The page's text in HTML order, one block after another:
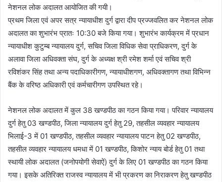
नेशनल लोक अदालत आयोजित की गयी।
प्रथम जिला एवं अपर सत्र न्यायाधीश दुर्ग द्वारा दीप प्रज्जवलित कर नेशनल लोक
अदालत का शुभारंभ प्रातः 10:30 बजे किया गया। शुभारंभ कार्यक्रम में प्रधान
न्यायाधीश कुटुम्ब न्यायालय दुर्ग, सचिव जिला विधिक सेवा प्राधिकरण, दुर्ग के
अलावा जिला अधिवक्ता संघ, दुर्ग के अध्यक्ष श्री रमेश शर्मा एवं सचिव श्री
रविशंकर सिंह तथा अन्य पदाधिकारीगण, न्यायाधीशगण, अधिवक्तागण तथा विभिन्न
बैंक के वरिष्ठ अधिकारी एवं कर्मचारीगण उपस्थित रहे।
नेशनल लोक अदालत में कुल 38 खण्डपीठ का गठन किया गया। परिवार न्यायालय
दुर्ग हेतु 03 खण्डपीठ, जिला न्यायालय दुर्ग हेतु 29, तहसील व्यवहार न्यायालय
भिलाई-3 में 01 खण्डपीठ, तहसील व्यवहार न्यायालय पाटन हेतु 02 खण्डपीठ,
तहसील व्यवहार न्यायालय धमधा में 01 खण्डपीठ, किशोर न्याय बोर्ड हेतु 01 तथा
स्थायी लोक अदालत (जनोपयोगी सेवाऐं) दुर्ग के लिए 01 खण्डपीठ का गठन किया
गया। इसके अतिरिक्त राजस्व न्यायालय में भी प्रकरण का निराकरण हेतु खण्डपीठ